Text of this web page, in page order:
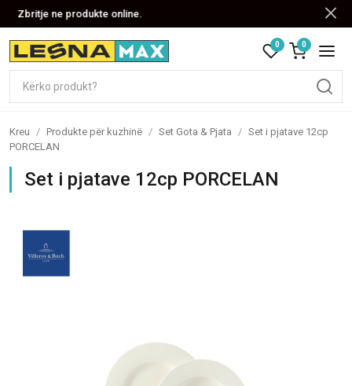
Zbritje ne produkte online.
0 0
Kreu / Produkte për kuzhinë / Set Gota & Pjata / Set i pjatave 12cp
PORCELAN
Set i pjatave 12cp PORCELAN